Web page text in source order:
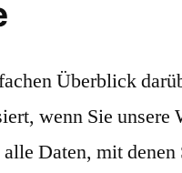
Überblick
wenn Sie unsere
Daten, mit denen